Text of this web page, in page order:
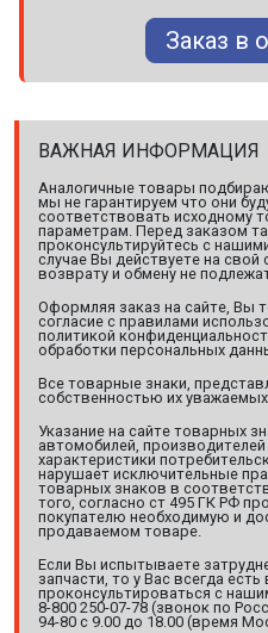
Заказ в
ВАЖНАЯ ИНФОРМАЦИЯ
Аналогичные товары
мы не гарантируем что они
соответствовать исходному
параметрам. Перед заказом
проконсультируйтесь с
случае Вы действуете на свой
возврату и обмену не
Оформляя заказ на сайте, Вы
согласие с правилами
политикой
обработки персональных
Все товарные знаки,
собственностью их
Указание на сайте товарных
автомобилей,
характеристики
нарушает исключительные
товарных знаков в
того, согласно ст 495 ГК РФ
покупателю необходимую и
продаваемом товаре.
Если Вы испытываете
запчасти, то у Вас всегда
проконсультироваться с
8-800 250-07-78 (звонок по
94-80 с 9.00 до 18.00 (время